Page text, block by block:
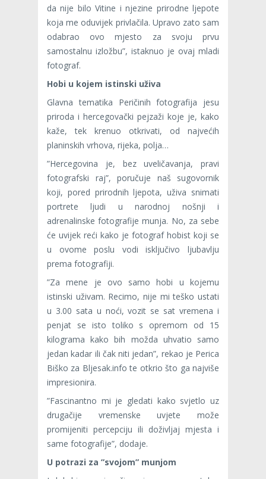
da nije bilo Vitine i njezine prirodne ljepote
koja me oduvijek privlačila. Upravo zato sam
odabrao ovo mjesto za svoju prvu
samostalnu izložbu”, istaknuo je ovaj mladi
fotograf.
Hobi u kojem istinski uživa
Glavna tematika Peričinih fotografija jesu
priroda i hercegovački pejzaži koje je, kako
kaže, tek krenuo otkrivati, od najvećih
planinskih vrhova, rijeka, polja…
”Hercegovina je, bez uveličavanja, pravi
fotografski raj”, poručuje naš sugovornik
koji, pored prirodnih ljepota, uživa snimati
portrete ljudi u narodnoj nošnji i
adrenalinske fotografije munja. No, za sebe
će uvijek reći kako je fotograf hobist koji se
u ovome poslu vodi isključivo ljubavlju
prema fotografiji.
”Za mene je ovo samo hobi u kojemu
istinski uživam. Recimo, nije mi teško ustati
u 3.00 sata u noći, vozit se sat vremena i
penjat se isto toliko s opremom od 15
kilograma kako bih možda uhvatio samo
jedan kadar ili čak niti jedan”, rekao je Perica
Biško za Bljesak.info te otkrio što ga najviše
impresionira.
”Fascinantno mi je gledati kako svjetlo uz
drugačije vremenske uvjete može
promijeniti percepciju ili doživljaj mjesta i
same fotografije”, dodaje.
U potrazi za ”svojom” munjom